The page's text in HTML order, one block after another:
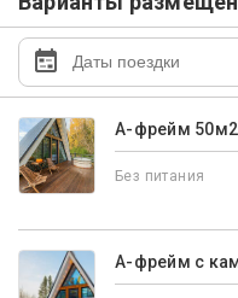
А-фрейм 50м2
Без питания
А-фрейм с